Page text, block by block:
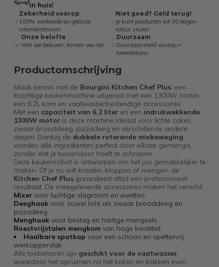
in huis!
Zekerheid voorop
100% werkende en geteste
internetretouren
Niet goed? Geld terug!
Je kunt producten tot 30 dagen
retour sturen
Onze belofte
Wat we beloven, komen we na!
Duurzaam
Duurzaamheid voorop =
tweedekans
Productomschrijving
Maak kennis met de Bourgini Kitchen Chef Plus: een
krachtige keukenmachine uitgerust met een 1300W motor,
een 6,2L kom en vaatwasserbestendige accessoires.
Met een capaciteit van 6,2 literen een indrukwekkende
1300W motoris deze machine ideaal voor lichte cakes,
zwaar brooddeeg, pizzadeeg en verschillende andere
degen. Dankzij de dubbele roterende mixbeweging
worden alle ingrediënten perfect door elkaar gemengd,
zonder dat je tussendoor hoeft te schrapen.
Deze keukenrobot is ontworpen om het jou gemakkelijker te
maken. Of je nu wilt kneden, kloppen of mengen, de
Kitchen Chef Plusgarandeert altijd een professioneel
resultaat. De meegeleverde accessoires maken het verschil:
Mixervoor luchtige slagroom en eiwitten
Deeghaakvoor zowel licht als zwaar brooddeeg en
pizzadeeg
Menghaakvoor beslag en hartige mengsels
Roestvrijstalen mengkomvan hoge kwaliteit
Haalbare spatkap voor een schoon en spettervrij
werkoppervlak
Alle toebehoren zijn geschikt voor de vaatwasser,
waardoor het opruimen na het koken en bakken even